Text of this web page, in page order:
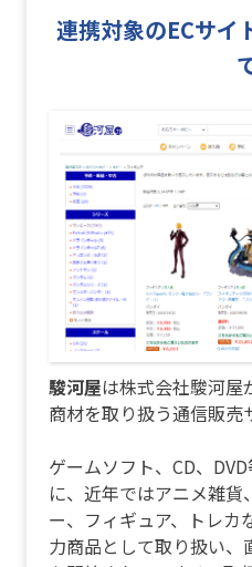
連携対象のECサイ
駿河屋は株式会社駿河屋
商材を取り扱う通信販売
ゲームソフト、CD、
に、近年ではアニメ雑貨
ー、フィギュア、トレカ
力商品として取り扱い